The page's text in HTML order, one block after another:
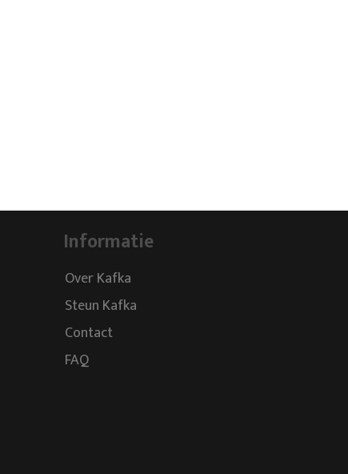
Informatie
Over Kafka
Steun Kafka
Contact
FAQ